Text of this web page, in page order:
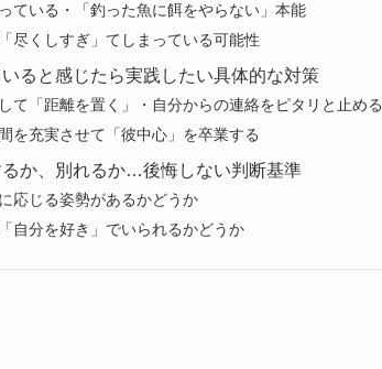
ている・「釣った魚に餌をやらない」本能
尽くしすぎ」てしまっている可能性
ると感じたら実践したい具体的な対策
て「距離を置く」・自分からの連絡をピタリと止める
を充実させて「彼中心」を卒業する
か、別れるか…後悔しない判断基準
応じる姿勢があるかどうか
自分を好き」でいられるかどうか